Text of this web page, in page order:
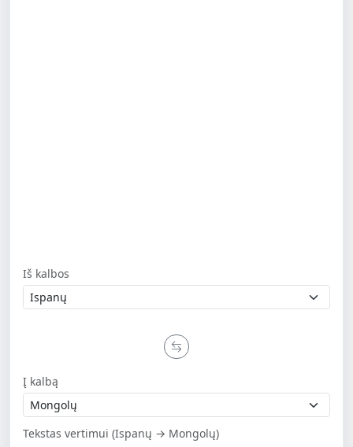
Iš kalbos
Į kalbą
Tekstas vertimui (Ispanų → Mongolų)